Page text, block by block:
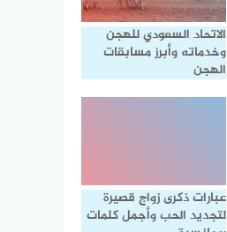
الاتحاد السعودي للهجن
وخدماته وأبرز مسابقات
الهجن
عبارات ذكرى زواج قصيرة
لتجديد الحب وأجمل كلمات